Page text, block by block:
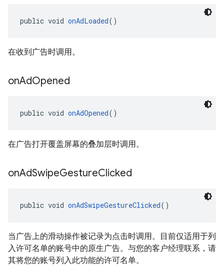
public void onAdLoaded()
在收到广告时调用。
onAdOpened
public void onAdOpened()
在广告打开覆盖屏幕的叠加层时调用。
onAdSwipeGestureClicked
public void onAdSwipeGestureClicked()
当广告上的滑动操作被记录为点击时调用。目前仅适用于列
入许可名单的账号中的原生广告。与您的客户经理联系，请
其将您的账号列入此功能的许可名单。